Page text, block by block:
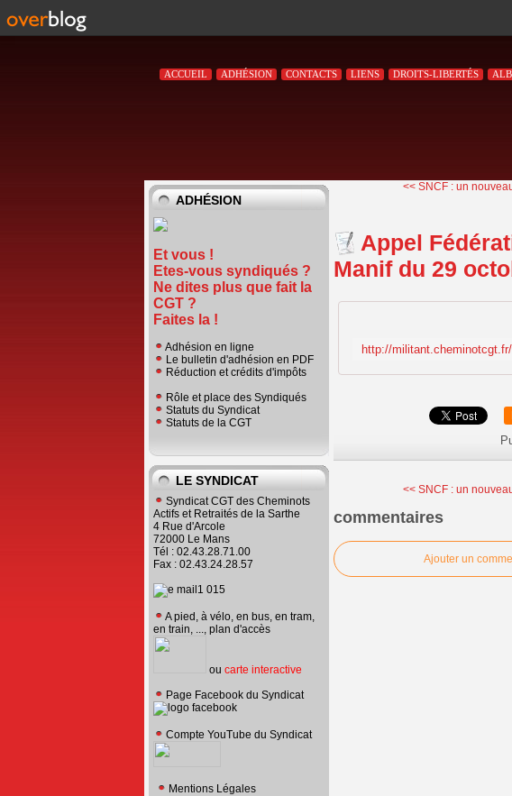
ACCUEIL ADHÉSION CONTACTS LIENS DROITS-LIBERTÉS
ADHÉSION
Et vous !
Etes-vous syndiqués ?
Ne dites plus que fait la
CGT ?
Faites la !
Adhésion en ligne
Le bulletin d'adhésion en PDF
Réduction et crédits d'impôts
Rôle et place des Syndiqués
Statuts du Syndicat
Statuts de la CGT
LE SYNDICAT
Syndicat CGT des Cheminots
Actifs et Retraités de la Sarthe
4 Rue d'Arcole
72000 Le Mans
Tél : 02.43.28.71.00
Fax : 02.43.24.28.57
A pied, à vélo, en bus, en tram,
en train, ..., plan d'accès
ou carte interactive
Page Facebook du Syndicat
Compte YouTube du Syndicat
Mentions Légales
<< SNCF : un
Appel
Manif du 29
<< SNCF : un
commentaires
Ajouter un